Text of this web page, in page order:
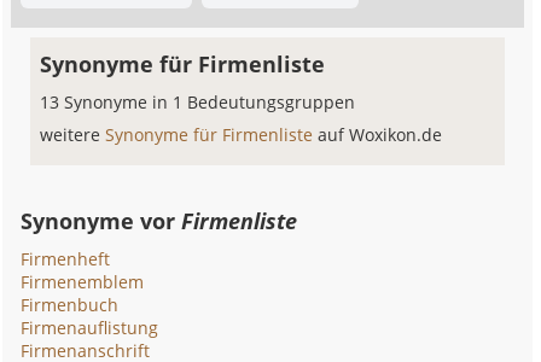
Synonyme für Firmenliste
13 Synonyme in 1 Bedeutungsgruppen
weitereSynonyme für Firmenlisteauf Woxikon.de
Synonyme vorFirmenliste
Firmenheft
Firmenemblem
Firmenbuch
Firmenauflistung
Firmenanschrift